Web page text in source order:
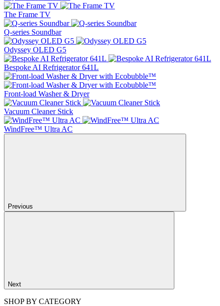
The Frame TV
Q-series Soundbar
Odyssey OLED G5
Bespoke AI Refrigerator 641L
Front-load Washer & Dryer
Vacuum Cleaner Stick
WindFree™ Ultra AC
Previous
Next
SHOP BY CATEGORY